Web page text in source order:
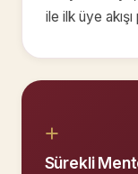
ile ilk üye akışı
+
Sürekli